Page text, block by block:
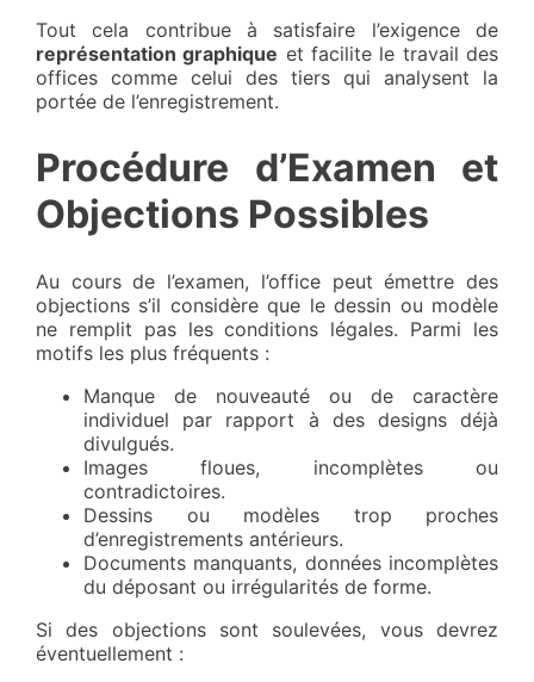
Tout cela contribue à satisfaire l’exigence de
représentation graphique et facilite le travail des
offices comme celui des tiers qui analysent la
portée de l’enregistrement.
Procédure d’Examen et
Objections Possibles
Au cours de l’examen, l’office peut émettre des
objections s’il considère que le dessin ou modèle
ne remplit pas les conditions légales. Parmi les
motifs les plus fréquents :
Manque de nouveauté ou de caractère
individuel par rapport à des designs déjà
divulgués.
Images floues, incomplètes ou
contradictoires.
Dessins ou modèles trop proches
d’enregistrements antérieurs.
Documents manquants, données incomplètes
du déposant ou irrégularités de forme.
Si des objections sont soulevées, vous devrez
éventuellement :